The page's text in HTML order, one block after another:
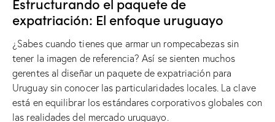
expatriación: El enfoque uruguayo
¿Sabes cuando tienes que armar un rompecabezas sin
tener la imagen de referencia? Así se sienten muchos
gerentes al diseñar un paquete de expatriación para
Uruguay sin conocer las particularidades locales. La clave
está en equilibrar los estándares corporativos globales con
las realidades del mercado uruguayo.